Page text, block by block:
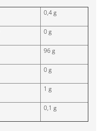
0,4 g
0 g
96 g
0 g
1 g
0,1 g